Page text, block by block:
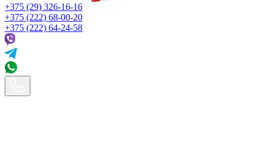
+375 (29) 326-16-16
+375 (222) 68-00-20
+375 (222) 64-24-58